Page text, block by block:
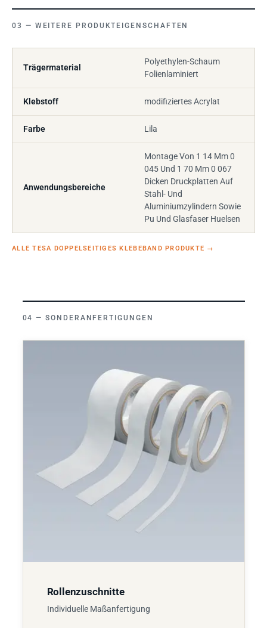
WEITERE PRODUKTEIGENSCHAFTEN
Trägermaterial
Polyethylen-Schaum
Folienlaminiert
Klebstoff modifiziertes Acrylat
Farbe Lila
Anwendungsbereiche
Montage Von 1 14 Mm 0
045 Und 1 70 Mm 0 067
Dicken Druckplatten Auf
Stahl- Und
Aluminiumzylindern Sowie
Pu Und Glasfaser Huelsen
ALLE TESA DOPPELSEITIGES KLEBEBAND PRODUKTE →
SONDERANFERTIGUNGEN
Rollenzuschnitte
Individuelle Maßanfertigung